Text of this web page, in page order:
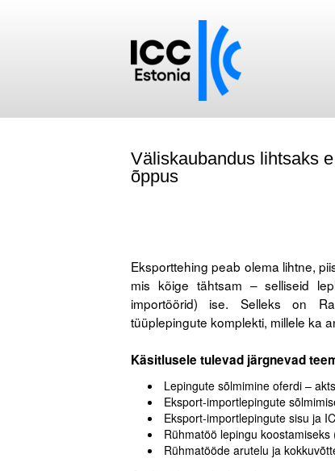
Väliskaubandus lihtsaks
õppus
Eksporttehing peab olema lihtne,
mis kõige tähtsam – selliseid
importöörid) ise. Selleks on
tüüplepingute komplekti, millele ka
Käsitlusele tulevad järgnevad
Lepingute sõlmimine oferdi –
Eksport-importlepingute
Eksport-importlepingute sisu ja
Rühmatöö lepingu
Rühmatööde arutelu ja